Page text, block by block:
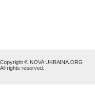
Copyright © NOVA UKRAINA.ORG
All rights reserved.